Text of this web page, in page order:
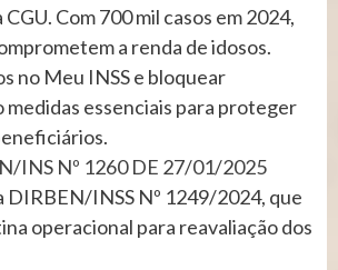
Com 700 mil casos em 2024,
a renda de idosos.
no Meu INSS e bloquear
medidas essenciais para proteger
INS Nº 1260 DE 27/01/2025
DIRBEN/INSS Nº 1249/2024, que
operacional para reavaliação dos